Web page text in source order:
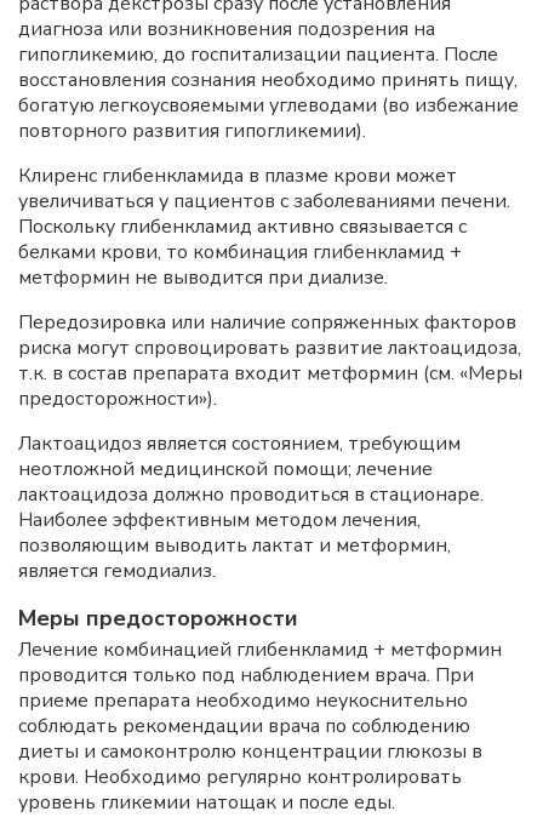
диагноза или возникновения подозрения на
гипогликемию, до госпитализации пациента. После
восстановления сознания необходимо принять пищу,
богатую легкоусвояемыми углеводами (во избежание
повторного развития гипогликемии).
Клиренс глибенкламида в плазме крови может
увеличиваться у пациентов с заболеваниями печени.
Поскольку глибенкламид активно связывается с
белками крови, то комбинация глибенкламид +
метформин не выводится при диализе.
Передозировка или наличие сопряженных факторов
риска могут спровоцировать развитие лактоацидоза,
т.к. в состав препарата входит метформин (см. «Меры
предосторожности»).
Лактоацидоз является состоянием, требующим
неотложной медицинской помощи; лечение
лактоацидоза должно проводиться в стационаре.
Наиболее эффективным методом лечения,
позволяющим выводить лактат и метформин,
является гемодиализ.
Меры предосторожности
Лечение комбинацией глибенкламид + метформин
проводится только под наблюдением врача. При
приеме препарата необходимо неукоснительно
соблюдать рекомендации врача по соблюдению
диеты и самоконтролю концентрации глюкозы в
крови. Необходимо регулярно контролировать
уровень гликемии натощак и после еды.